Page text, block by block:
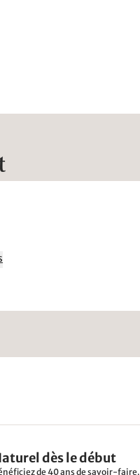
dès le début
de 40 ans de savoir-faire.